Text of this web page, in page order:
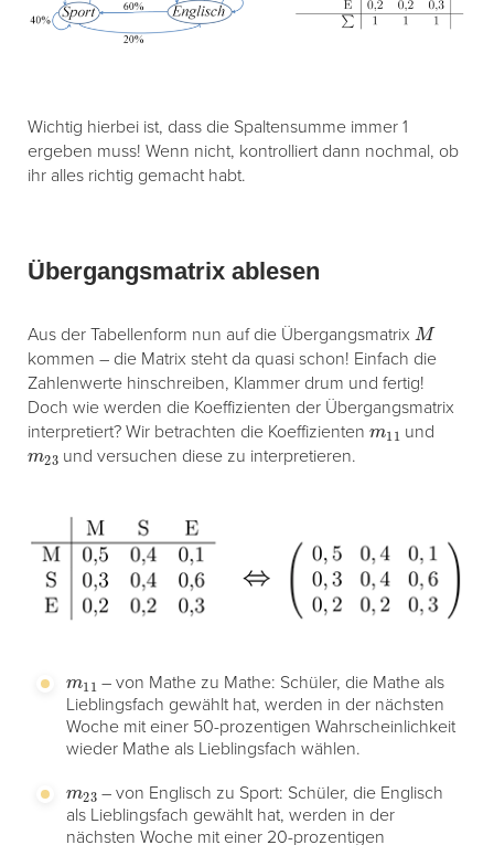
Wichtig hierbei ist, dass die Spaltensumme immer 1
ergeben muss! Wenn nicht, kontrolliert dann nochmal, ob
ihr alles richtig gemacht habt.
Übergangsmatrix ablesen
Aus der Tabellenform nun auf die Übergangsmatrix M
kommen – die Matrix steht da quasi schon! Einfach die
Zahlenwerte hinschreiben, Klammer drum und fertig!
Doch wie werden die Koeffizienten der Übergangsmatrix
interpretiert? Wir betrachten die Koeffizienten m11 und
m23und versuchen diese zu interpretieren.
– von Mathe zu Mathe: Schüler, die Mathe als
Lieblingsfach gewählt hat, werden in der nächsten
Woche mit einer 50-prozentigen Wahrscheinlichkeit
wieder Mathe als Lieblingsfach wählen.
– von Englisch zu Sport: Schüler, die Englisch
als Lieblingsfach gewählt hat, werden in der
nächsten Woche mit einer 20-prozentigen